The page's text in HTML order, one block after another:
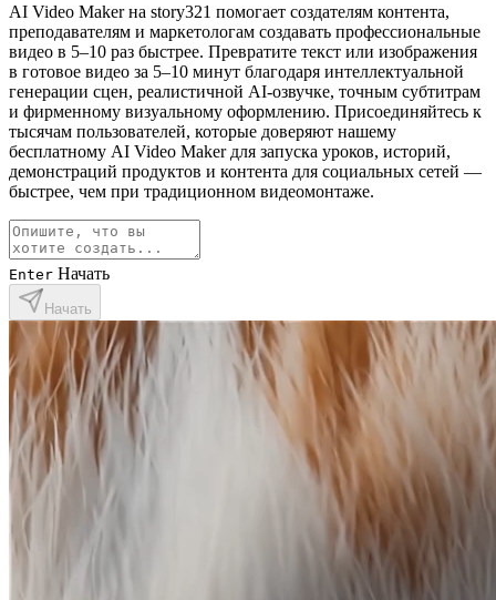
AI Video Maker на story321 помогает создателям контента,
преподавателям и маркетологам создавать профессиональные
видео в 5–10 раз быстрее. Превратите текст или изображения
в готовое видео за 5–10 минут благодаря интеллектуальной
генерации сцен, реалистичной AI-озвучке, точным субтитрам
и фирменному визуальному оформлению. Присоединяйтесь к
тысячам пользователей, которые доверяют нашему
бесплатному AI Video Maker для запуска уроков, историй,
демонстраций продуктов и контента для социальных сетей —
быстрее, чем при традиционном видеомонтаже.
Enter Начать
Начать